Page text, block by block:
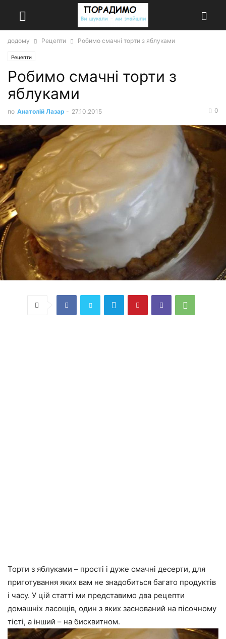
додому Рецепти Робимо смачні торти з яблуками
Рецепти
Робимо смачні торти з
яблуками
по Анатолій Лазар - 27.10.2015 0
Торти з яблуками – прості і дуже смачні десерти, для
приготування яких вам не знадобиться багато продуктів
і часу. У цій статті ми представимо два рецепти
домашніх ласощів, один з яких заснований на пісочному
тісті, а інший – на бисквитном.